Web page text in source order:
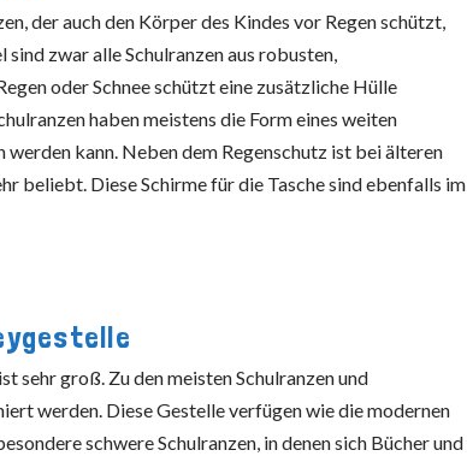
der auch den Körper des Kindes vor Regen schützt,
zwar alle Schulranzen aus robusten,
oder Schnee schützt eine zusätzliche Hülle
haben meistens die Form eines weiten
werden kann. Neben dem Regenschutz ist bei älteren
beliebt. Diese Schirme für die Tasche sind ebenfalls im
sehr groß. Zu den meisten Schulranzen und
werden. Diese Gestelle verfügen wie die modernen
schwere Schulranzen, in denen sich Bücher und